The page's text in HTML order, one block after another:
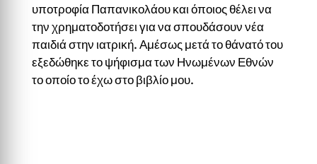
υποτροφία Παπανικολάου και όποιος θέλει να
την χρηματοδοτήσει για να σπουδάσουν νέα
παιδιά στην ιατρική. Αμέσως μετά το θάνατό του
εξεδώθηκε το ψήφισμα των Ηνωμένων Εθνών
το οποίο το έχω στο βιβλίο μου.